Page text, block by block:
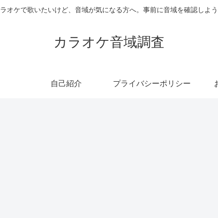
オケで歌いたいけど、音域が気になる方へ。事前に音域を確認しよう
カラオケ音域調査
自己紹介 プライバシーポリシー